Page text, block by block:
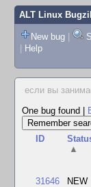
ALT Linux
New bug |
| Help
если вы
One bug found
ID
▲
31646 NEW